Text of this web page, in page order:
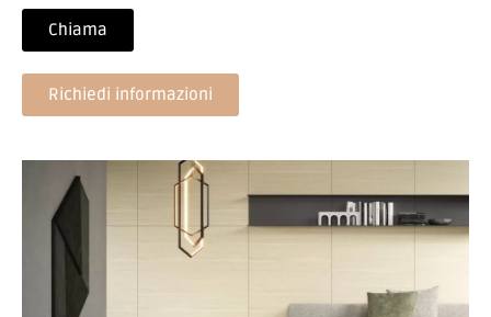
Chiama
Richiedi informazioni